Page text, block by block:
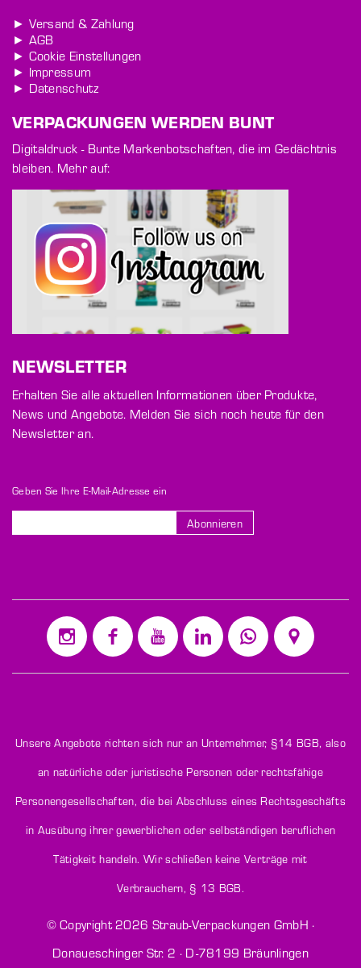
► Versand & Zahlung
► AGB
► Cookie Einstellungen
► Impressum
► Datenschutz
VERPACKUNGEN WERDEN BUNT
Digitaldruck - Bunte Markenbotschaften, die im Gedächtnis
bleiben. Mehr auf:
NEWSLETTER
Erhalten Sie alle aktuellen Informationen über Produkte,
News und Angebote. Melden Sie sich noch heute für den
Newsletter an.
Geben Sie Ihre E-Mail-Adresse ein
für
Newsletter
Abonnieren
Unsere Angebote richten sich nur an Unternehmer, §14 BGB, also
an natürliche oder juristische Personen oder rechtsfähige
Personengesellschaften, die bei Abschluss eines Rechtsgeschäfts
in Ausübung ihrer gewerblichen oder selbständigen beruflichen
Tätigkeit handeln. Wir schließen keine Verträge mit
Verbrauchern, § 13 BGB.
© Copyright2026 Straub-Verpackungen GmbH ·
Donaueschinger Str. 2 · D-78199 Bräunlingen